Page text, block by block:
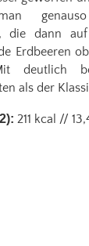
die dann
Erdbeeren
deutlich
als der
211 kcal //